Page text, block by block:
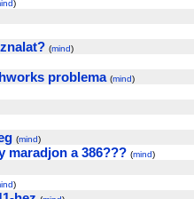
)
(mind)
problema (mind)
(mind)
maradjon a 386??? (mind)
)